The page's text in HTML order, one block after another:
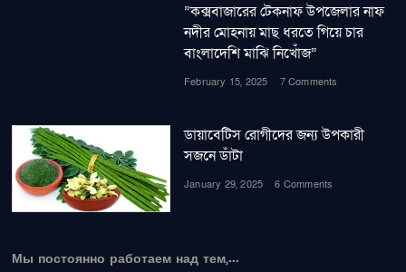
”কক্সবাজারের টেকনাফ উপজেলার নাফ
নদীর মোহনায় মাছ ধরতে গিয়ে চার
বাংলাদেশি মাঝি নিখোঁজ”
February 15, 2025 7 Comments
ডায়াবেটিস রোগীদের জন্য উপকারী
সজনে ডাঁটা
January 29, 2025 6 Comments
Мы постоянно работаем над тем,...